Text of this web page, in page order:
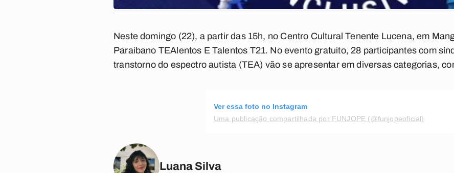
Neste domingo (22), a partir das 15h, no Centro Cultural Tenente Lucena, em
Paraibano TEAlentos E Talentos T21. No evento gratuito, 28 participantes com
transtorno do espectro autista (TEA) vão se apresentar em diversas categorias,
Ver essa foto no Instagram
Uma publicação compartilhada por FUNJOPE (@funjopeoficial)
Luana Silva